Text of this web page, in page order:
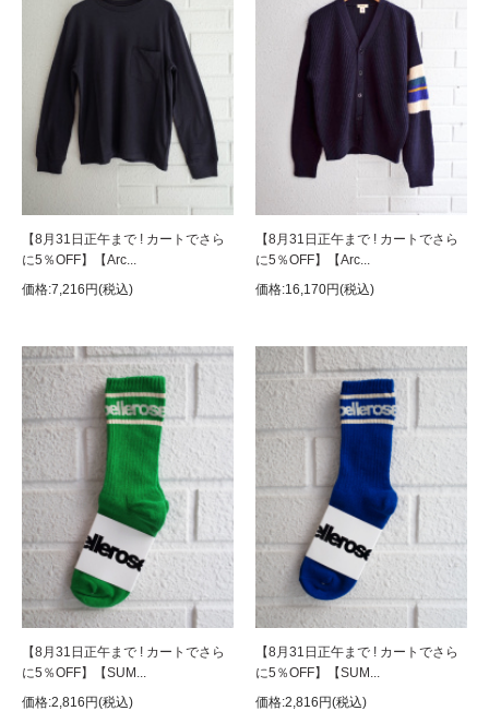
【8月31日正午まで ! カートでさら
に5％OFF】【Arc...
価格:7,216円(税込)
【8月31日正午まで ! カートでさら
に5％OFF】【Arc...
価格:16,170円(税込)
【8月31日正午まで ! カートでさら
に5％OFF】【SUM...
価格:2,816円(税込)
【8月31日正午まで ! カートでさら
に5％OFF】【SUM...
価格:2,816円(税込)